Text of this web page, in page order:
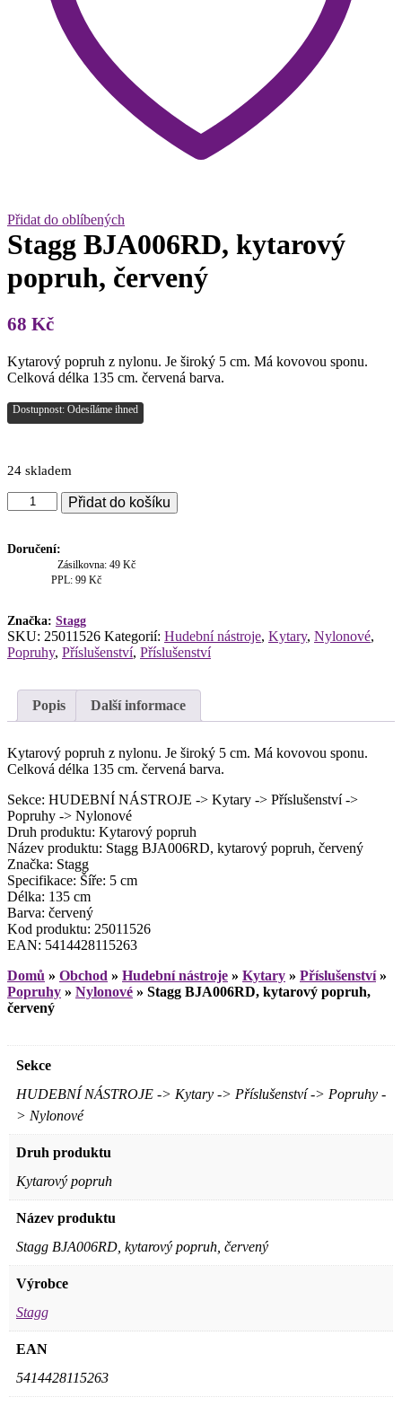
Přidat do oblíbených
Stagg BJA006RD, kytarový
popruh, červený
68 Kč
Kytarový popruh z nylonu. Je široký 5 cm. Má kovovou sponu.
Celková délka 135 cm. červená barva.
Dostupnost: Odesíláme ihned
24 skladem
Stagg
BJA006RD,
popruh,
množství
Přidat do košíku
Doručení:
Zásilkovna: 49 Kč
PPL: 99 Kč
Značka: Stagg
SKU: 25011526 Kategorií: Hudební nástroje, Kytary, Nylonové,
Popruhy, Příslušenství, Příslušenství
Popis Další informace
Kytarový popruh z nylonu. Je široký 5 cm. Má kovovou sponu.
Celková délka 135 cm. červená barva.
Sekce: HUDEBNÍ NÁSTROJE -> Kytary -> Příslušenství ->
Popruhy -> Nylonové
Druh produktu: Kytarový popruh
Název produktu: Stagg BJA006RD, kytarový popruh, červený
Značka: Stagg
Specifikace: Šíře: 5 cm
Délka: 135 cm
Barva: červený
Kod produktu: 25011526
EAN: 5414428115263
Domů » Obchod » Hudební nástroje » Kytary » Příslušenství»
Popruhy » Nylonové » Stagg BJA006RD, kytarový popruh,
červený
Sekce
HUDEBNÍ NÁSTROJE -> Kytary -> Příslušenství -> Popruhy -
> Nylonové
Druh produktu
Kytarový popruh
Název produktu
Stagg BJA006RD, kytarový popruh, červený
Výrobce
Stagg
EAN
5414428115263